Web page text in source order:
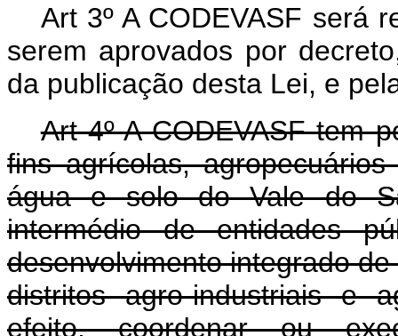
Art 3º A CODEVASF será
serem aprovados por
da publicação desta Lei, e
Art 4º A CODEVASF tem
fins agrícolas,
água e solo do Vale do
intermédio de entidades
desenvolvimento integrado
distritos agro-industriais e
efeito, coordenar ou